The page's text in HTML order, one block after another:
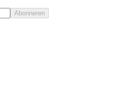
Abonneren